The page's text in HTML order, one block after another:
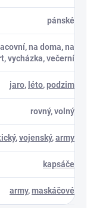
pánské
na doma, na
vycházka, večerní
jaro, léto,podzim
rovný, volný
,vojenský,army
kapsáče
army,maskáčové